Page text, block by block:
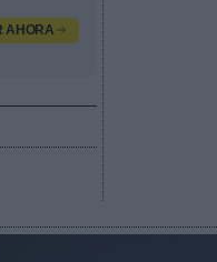
AHORA